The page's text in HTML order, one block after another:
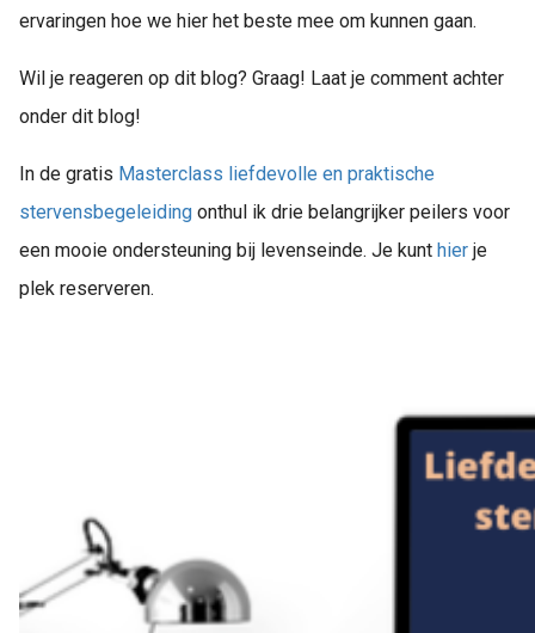
ervaringen hoe we hier het beste mee om kunnen gaan.
Wil je reageren op dit blog? Graag! Laat je comment achter
onder dit blog!
In de gratis Masterclass liefdevolle en praktische
stervensbegeleiding onthul ik drie belangrijker peilers voor
een mooie ondersteuning bij levenseinde. Je kunt hier je
plek reserveren.